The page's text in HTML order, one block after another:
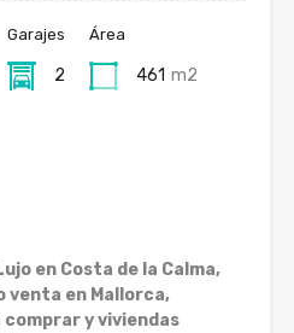
Garajes
2
Área
461 m2
en Costa de la Calma,
venta en Mallorca,
y viviendas